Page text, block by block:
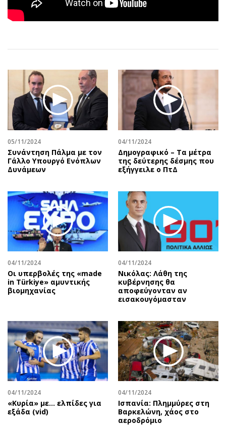
Αθλητισμός
Κύπρος
Κληρώσεις Allwyn
Οικονομική
Οικονομία
Real Estate
Επιχειρήσεις
Αγορές
Money Review
AstroBank Properties
Ενέργεια
Ναυτιλία
Περιβάλλον
Ελλάδα
Κόσμος
Παράξενα
Πολιτισμός
Μουσική
Εικαστικά
Βιβλίο
Χειρόγραφα
Geek
Νέα
Αυτοκίνηση
Αφιερώματα
Πολιτική
Οικονομία
Γενικά
Αναδρομές
Πρόσωπα
Περιβάλλον
Γυναίκα
Showbiz
Ταξίδια
Συνταγές
Έξοδος
Media
Εκπομπές
Wine routes
Uncut
Προσφορές
Προσωπικότητες στην ''Κ''
Επιστολές
05/11/2024
Συνάντηση Πάλμα με τον
Γάλλο Υπουργό Ενόπλων
Δυνάμεων
04/11/2024
Δημογραφικό – Τα μέτρα
της δεύτερης δέσμης που
εξήγγειλε ο ΠτΔ
04/11/2024
Οι υπερβολές της «made
in Türkiye» αμυντικής
βιομηχανίας
04/11/2024
Νικόλας: Λάθη της
κυβέρνησης θα
αποφεύγονταν αν
εισακουγόμασταν
04/11/2024
«Κυρία» με... ελπίδες για
εξάδα (vid)
04/11/2024
Ισπανία: Πλημμύρες στη
Βαρκελώνη, χάος στο
αεροδρόμιο